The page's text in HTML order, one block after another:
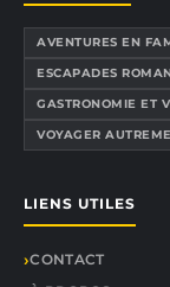
AVENTURES EN
ESCAPADES
GASTRONOMIE ET
VOYAGER
LIENS UTILES
CONTACT